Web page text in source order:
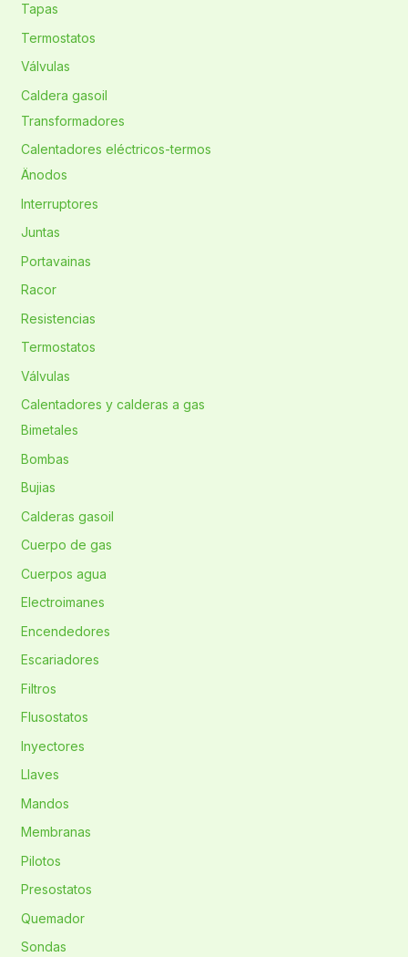
Tapas
Termostatos
Válvulas
Caldera gasoil
Transformadores
Calentadores eléctricos-termos
Änodos
Interruptores
Juntas
Portavainas
Racor
Resistencias
Termostatos
Válvulas
Calentadores y calderas a gas
Bimetales
Bombas
Bujias
Calderas gasoil
Cuerpo de gas
Cuerpos agua
Electroimanes
Encendedores
Escariadores
Filtros
Flusostatos
Inyectores
Llaves
Mandos
Membranas
Pilotos
Presostatos
Quemador
Sondas